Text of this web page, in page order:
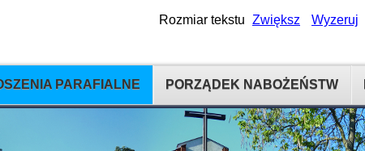
PARAFIALNE PORZĄDEK NABOŻEŃSTW
Rozmiar tekstu Zwiększ Wyzeruj